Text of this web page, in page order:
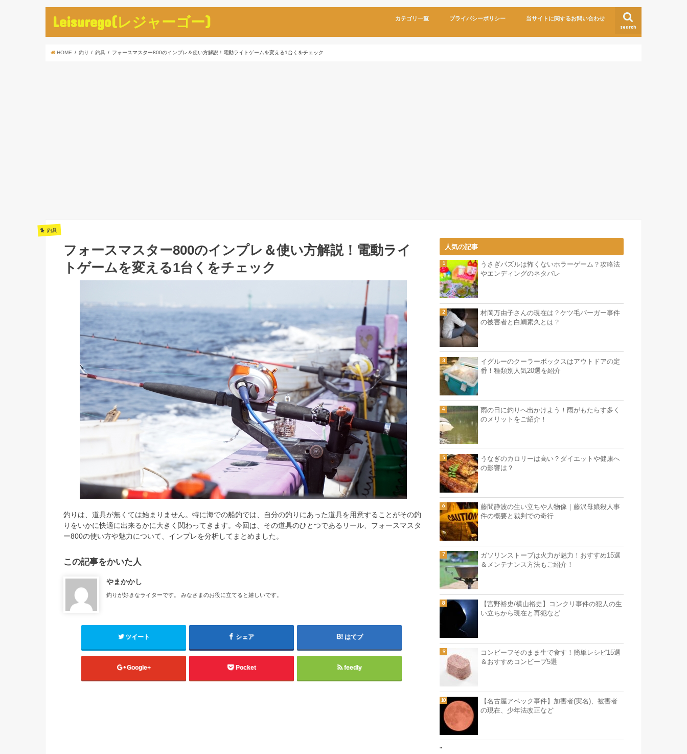
Leisurego(レジャーゴー) search
カテゴリ一覧 プライバシーポリシー 当サイトに関するお問い合わせ
HOME 釣り 釣具 フォースマスター800のインプレ＆使い方解説！電動ライトゲームを変える1台くをチェック
釣具
フォースマスター800のインプレ＆使い方解説！電動ライ
トゲームを変える1台くをチェック
釣りは、道具が無くては始まりません。特に海での船釣では、自分の釣りにあった道具を用意することがその釣
りをいかに快適に出来るかに大きく関わってきます。今回は、その道具のひとつであるリール、フォースマスタ
ー800の使い方や魅力について、インプレを分析してまとめました。
この記事をかいた人
やまかかし
釣りが好きなライターです。 みなさまのお役に立てると嬉しいです。
ツイート シェア はてブ
Google+ Pocket feedly
人気の記事
うさぎパズルは怖くないホラーゲーム？攻略法
やエンディングのネタバレ
村岡万由子さんの現在は？ケツ毛バーガー事件
の被害者と白鯛素久とは？
イグルーのクーラーボックスはアウトドアの定
番！種類別人気20選を紹介
雨の日に釣りへ出かけよう！雨がもたらす多く
のメリットをご紹介！
うなぎのカロリーは高い？ダイエットや健康へ
の影響は？
藤間静波の生い立ちや人物像｜藤沢母娘殺人事
件の概要と裁判での奇行
ガソリンストーブは火力が魅力！おすすめ15選
＆メンテナンス方法もご紹介！
【宮野裕史/横山裕史】コンクリ事件の犯人の生
い立ちから現在と再犯など
コンビーフそのまま生で食す！簡単レシピ15選
＆おすすめコンビープ5選
【名古屋アベック事件】加害者(実名)、被害者
の現在、少年法改正など
"